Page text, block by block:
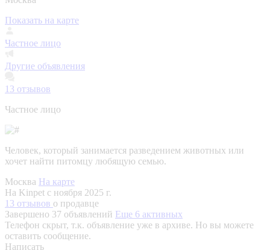
Показать на карте
Частное лицо
Другие объявления
13 отзывов
Частное лицо
Человек, который занимается разведением животных или
хочет найти питомцу любящую семью.
Москва На карте
На Kinpet c ноября 2025 г.
13 отзывов о продавце
Завершено 37 объявлений Еще 6 активных
Телефон скрыт, т.к. объявление уже в архиве. Но вы можете
оставить сообщение.
Написать